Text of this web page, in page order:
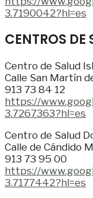
3.7190042?hl=es
CENTROS DE
Centro de Salud
Calle San Martín
913 73 84 12
https://
3.7267363?hl=es
Centro de Salud
Calle de Cándido
913 73 95 00
https://
3.7177442?hl=es